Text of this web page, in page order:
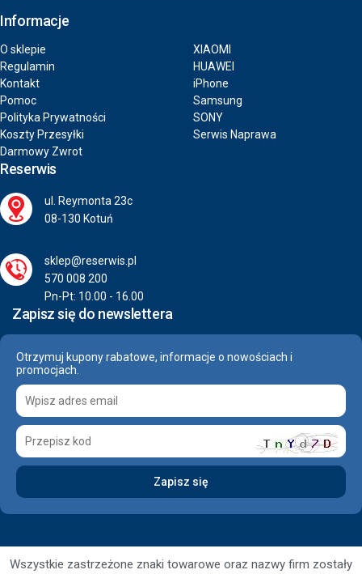
Informacje
O sklepie
Regulamin
Kontakt
Pomoc
Polityka Prywatności
Koszty Przesyłki
Darmowy Zwrot
XIAOMI
HUAWEI
iPhone
Samsung
SONY
Serwis Naprawa
Reserwis
ul. Reymonta 23c
08-130 Kotuń
sklep@reserwis.pl
570 008 200
Pn-Pt: 10.00 - 16.00
Zapisz się do newslettera
Otrzymuj kupony rabatowe, informacje o nowościach i
promocjach.
Wszystkie zastrzeżone znaki towarowe oraz nazwy firm zostały